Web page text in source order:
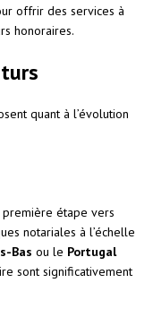
offrir des services à
honoraires.
quant à l’évolution
première étape vers
notariales à l’échelle
Bas ou le Portugal
sont significativement